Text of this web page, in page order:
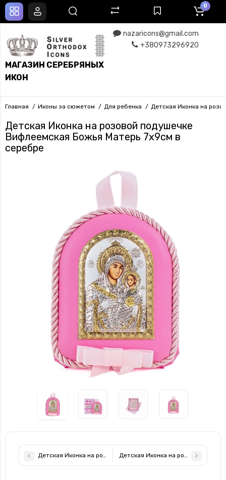
МАГАЗИН СЕРЕБРЯНЫХ
ИКОН
nazaricons@gmail.com
+380973296920
0
Главная Иконы за сюжетом Для ребенка Детская Иконка на
Детская Иконка на розовой подушечке
Вифлеемская Божья Матерь 7х9см в
серебре
Детская Иконка на розовой подушечке
Детская Иконка на розовой